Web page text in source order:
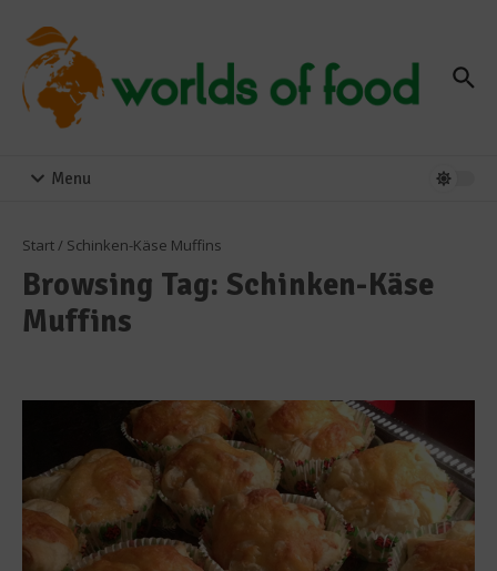
Menu
Start/ Schinken-Käse Muffins
Browsing Tag: Schinken-Käse
Muffins